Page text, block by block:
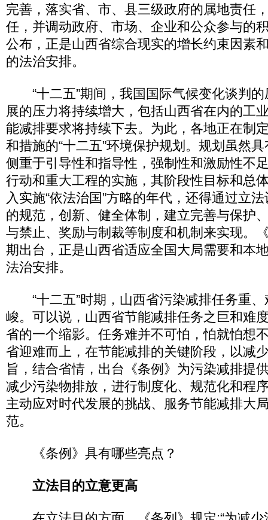
完善，落实省、市、县三级政府的属地责任
任，并调动政府、市场、企业和公众参与的
公布，正是山西省综合现实的增长约束因素
的法治安排。
“十二五”期间，我国国际气候变化谈判的
展的压力将持续增大，包括山西省在内的工
能减排要求将持续下去。为此，各地正在制
和措施的“十二五”环境保护规划。规划虽然
侧重于引导性和指导性，强制性和激励性不
行动和重大工程的实施，其阶段性目标和总
入实施“依法治国”方略的年代，还得通过立
的规范，创新、健全体制，建立完善与保护
与禁止、奖励与制裁等制度和机制来实现。
期出台，正是山西省适应全国大局需要和本
法治安排。
“十二五”时期，山西省污染减排任务重、
峻。可以说，山西省节能减排任务之巨和难
省的一个缩影。任务难并不可怕，怕就怕想
省迎难而上，在节能减排的关键阶段，以减
旨，结合省情，出台《条例》为污染减排提
减少污染物排放，进行制度化、规范化和程
主动应对时代发展的挑战、服务节能减排大
范。
《条例》具有哪些亮点？
立法目的立意更高